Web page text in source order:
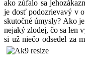
ako zúfalo sa
je dosť podozrievavý v
skutočné úmysly? Ako
nejaký zlodej, čo sa len
si už niečo odsedel za